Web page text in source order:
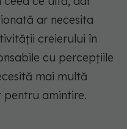
ar necesita
creierului în
cu percepțiile
mai multă
pentru amintire.